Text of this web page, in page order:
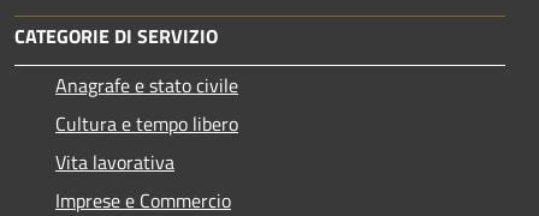
CATEGORIE DI SERVIZIO
Anagrafe e stato civile
Cultura e tempo libero
Vita lavorativa
Imprese e Commercio